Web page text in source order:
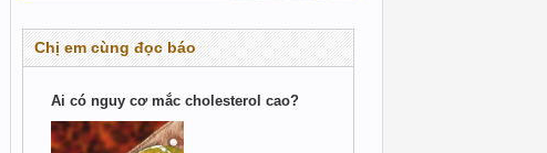
Chị em cùng đọc báo
Ai có nguy cơ mắc cholesterol cao?